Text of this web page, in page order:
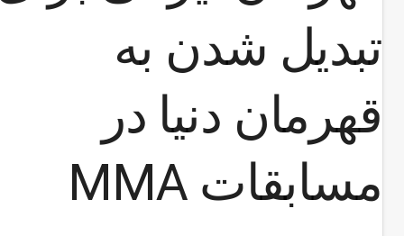
تبدیل شدن به
قهرمان دنیا در
مسابقات MMA